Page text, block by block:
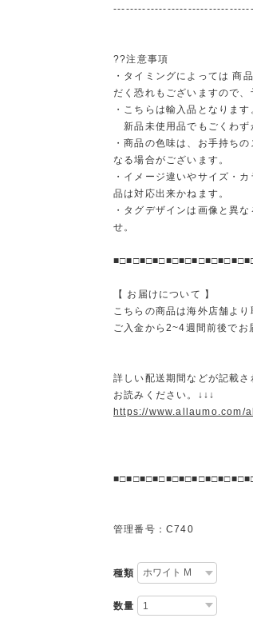
??注意事項
・タイミングによっては 商
だく恐れもございますので、
・こちらは輸入品となりま
新品未使用品でもごくわず
・商品の色味は、お手持ち
なる場合がございます。
・イメージ違いやサイズ・
品は対応出来かねます。
・タグデザインは画像と異
せ。
【 お届けについて 】
こちらの商品は海外店舗より
ご入金から2~4週間前後でお
詳しい配送期間などが記載
お読みください。↓↓↓
https://www.allaumo.com/
管理番号：C740
種類
数量